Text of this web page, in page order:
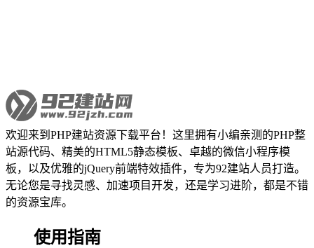
欢迎来到PHP建站资源下载平台！这里拥有小编亲测的PHP整
站源代码、精美的HTML5静态模板、卓越的微信小程序模
板，以及优雅的jQuery前端特效插件，专为92建站人员打造。
无论您是寻找灵感、加速项目开发，还是学习进阶，都是不错
的资源宝库。
使用指南